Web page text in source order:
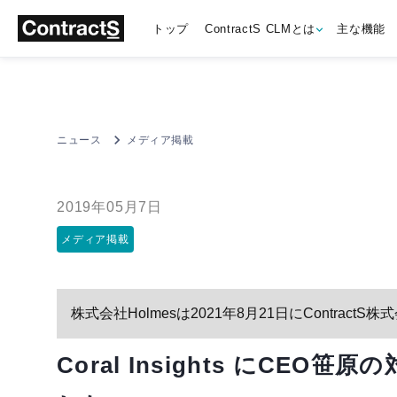
トップ ContractS CLMとは 主な機能
ニュース メディア掲載
2019年05月7日
メディア掲載
株式会社Holmesは2021年8月21日にContractS株
Coral Insights にCEO笹原の